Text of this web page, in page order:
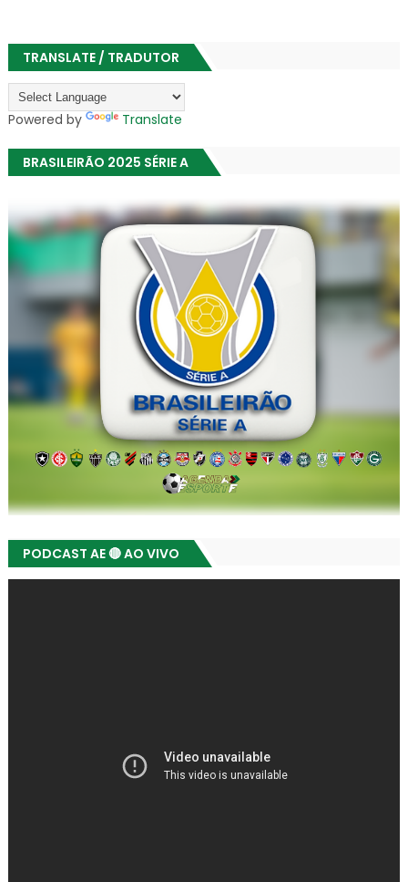
TRANSLATE / TRADUTOR
Powered by Translate
BRASILEIRÃO 2025 SÉRIE A
PODCAST AE 🔴 AO VIVO